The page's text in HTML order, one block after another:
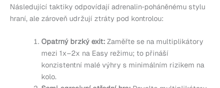
Následující taktiky odpovídají adrenalin‑poháněnému stylu
hraní, ale zároveň udržují ztráty pod kontrolou:
Opatrný brzký exit:Zaměřte se na multiplikátory
mezi 1x–2x na Easy režimu; to přináší
konzistentní malé výhry s minimálním rizikem na
kolo.